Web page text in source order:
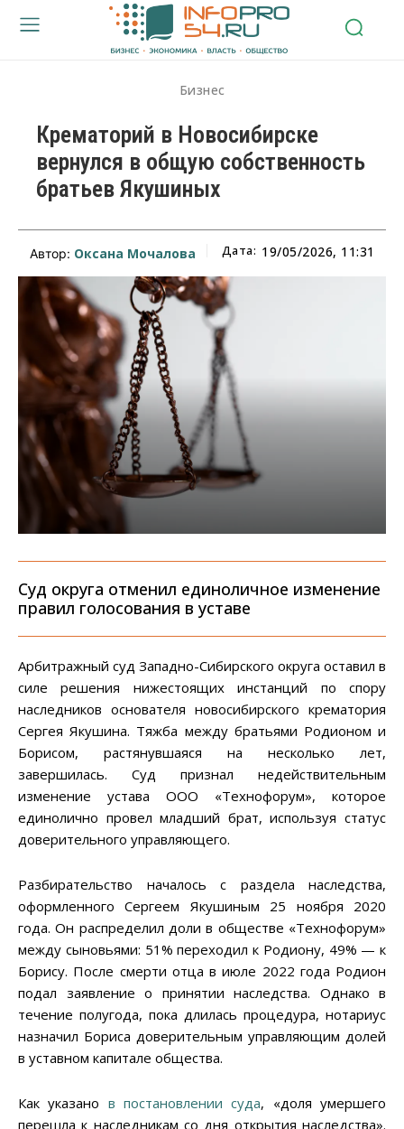
Бизнес
Крематорий в Новосибирске
вернулся в общую собственность
братьев Якушиных
Автор: Оксана Мочалова Дата: 19/05/2026, 11:31
Суд округа отменил единоличное изменение
правил голосования в уставе
Арбитражный суд Западно-Сибирского округа оставил в
силе решения нижестоящих инстанций по спору
наследников основателя новосибирского крематория
Сергея Якушина. Тяжба между братьями Родионом и
Борисом, растянувшаяся на несколько лет,
завершилась. Суд признал недействительным
изменение устава ООО «Технофорум», которое
единолично провел младший брат, используя статус
доверительного управляющего.
Разбирательство началось с раздела наследства,
оформленного Сергеем Якушиным 25 ноября 2020
года. Он распределил доли в обществе «Технофорум»
между сыновьями: 51% переходил к Родиону, 49% — к
Борису. После смерти отца в июле 2022 года Родион
подал заявление о принятии наследства. Однако в
течение полугода, пока длилась процедура, нотариус
назначил Бориса доверительным управляющим долей
в уставном капитале общества.
Как указано в постановлении суда, «доля умершего
перешла к наследникам со дня открытия наследства».